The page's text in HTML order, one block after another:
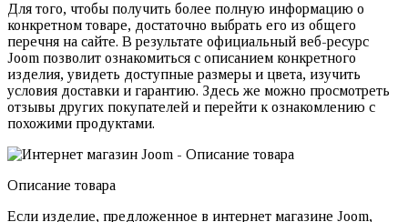
Для того, чтобы получить более полную информацию о
конкретном товаре, достаточно выбрать его из общего
перечня на сайте. В результате официальный веб-ресурс
Joom позволит ознакомиться с описанием конкретного
изделия, увидеть доступные размеры и цвета, изучить
условия доставки и гарантию. Здесь же можно просмотреть
отзывы других покупателей и перейти к ознакомлению с
похожими продуктами.
Описание товара
Если изделие, предложенное в интернет магазине Joom,